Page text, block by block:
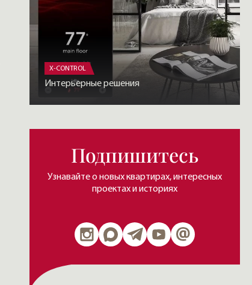
X-CONTROL
Интерьерные решения
Подпишитесь
Узнавайте о новых квартирах, интересных
проектах и историях